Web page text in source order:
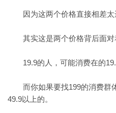
因为这两个价格直接相差太
其实这是两个价格背后面对
19.9的人，可能消费在的
而你如果要找199的消费群
49.9以上的。